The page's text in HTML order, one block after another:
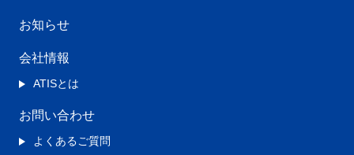
お知らせ
会社情報
ATISとは
お問い合わせ
よくあるご質問